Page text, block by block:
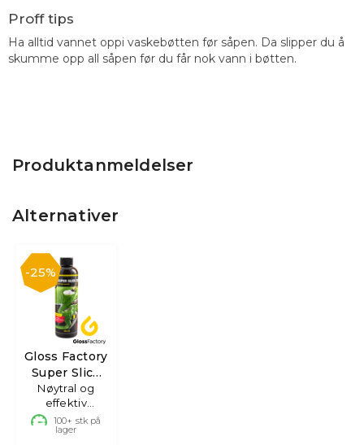
Produktanmeldelser
Alternativer
25%
Gloss Factory
Super Slick
Soap
Nøytral og
effektiv
bilshampoo,
500ml
100+ stk på
lager
Proff tips
Ha alltid vannet oppi vaskebøtten før såpen. Da slipper du å
skumme opp all såpen før du får nok vann i bøtten.